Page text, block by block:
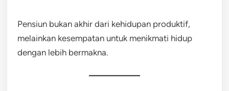
Pensiun bukan akhir dari kehidupan produktif,
melainkan kesempatan untuk menikmati hidup
dengan lebih bermakna.